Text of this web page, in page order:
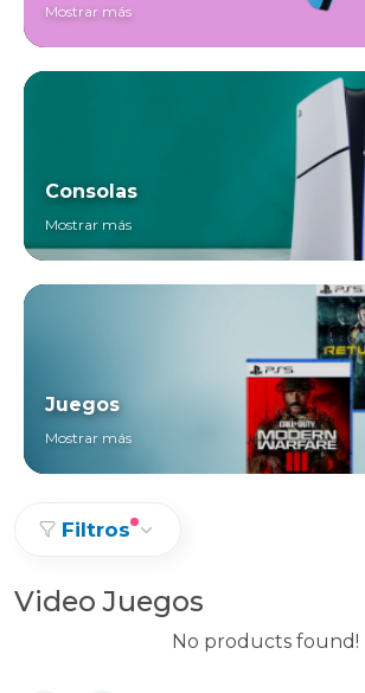
Mostrar más
Consolas
Mostrar más
Juegos
Mostrar más
Filtros
Video Juegos
No products found!